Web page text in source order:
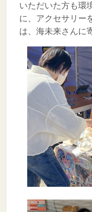
いただいた方も環
に、アクセサリー
は、海未来さんに